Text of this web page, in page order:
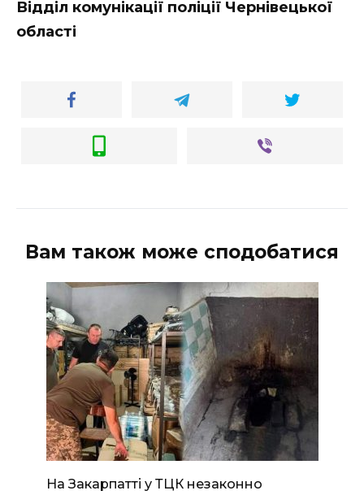
Відділ комунікації поліції Чернівецької
області
Вам також може сподобатися
На Закарпатті у ТЦК незаконно